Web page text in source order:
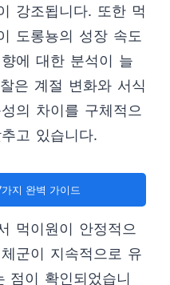
강조됩니다. 또한 먹
도롱뇽의 성장 속도
에 대한 분석이 늘
은 계절 변화와 서식
의 차이를 구체적으
고 있습니다.
지 완벽 가이드
먹이원이 안정적으
군이 지속적으로 유
점이 확인되었습니